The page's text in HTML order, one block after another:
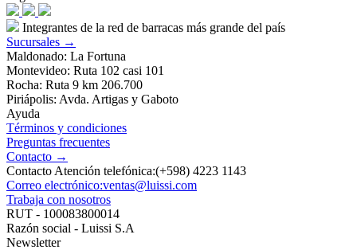
Integrantes de la red de barracas más grande del país
Sucursales →
Maldonado: La Fortuna
Montevideo: Ruta 102 casi 101
Rocha: Ruta 9 km 206.700
Piriápolis: Avda. Artigas y Gaboto
Ayuda
Términos y condiciones
Preguntas frecuentes
Contacto →
Contacto Atención telefónica:(+598) 4223 1143
Correo electrónico:ventas@luissi.com
Trabaja con nosotros
RUT - 100083800014
Razón social - Luissi S.A
Newsletter